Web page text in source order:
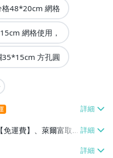
格48*20cm 網格
網格使用，
35*15cm 方孔圓
免運費】、萊爾富取